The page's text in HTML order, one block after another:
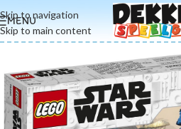
Skip to navigation
Skip to main content
MENU